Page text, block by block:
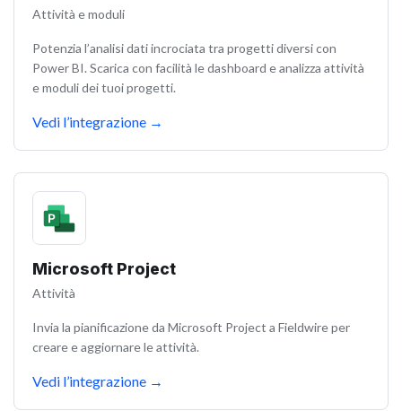
Attività e moduli
Potenzia l’analisi dati incrociata tra progetti diversi con
Power BI. Scarica con facilità le dashboard e analizza attività
e moduli dei tuoi progetti.
Vedi l’integrazione →
Microsoft Project
Attività
Invia la pianificazione da Microsoft Project a Fieldwire per
creare e aggiornare le attività.
Vedi l’integrazione →